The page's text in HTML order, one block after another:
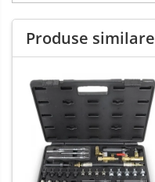
Produse similare